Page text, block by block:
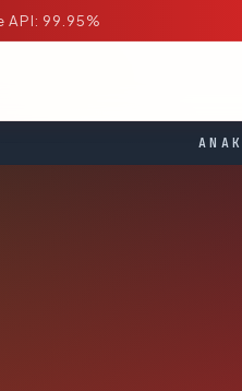
API: 99.95%